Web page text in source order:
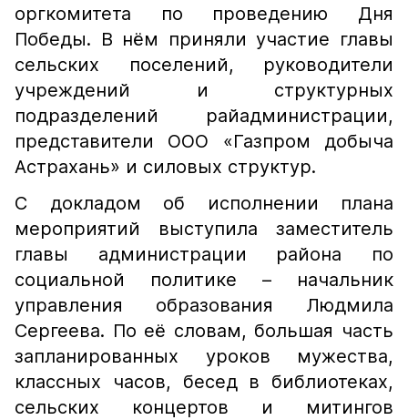
оргкомитета по проведению Дня
Победы. В нём приняли участие главы
сельских поселений, руководители
учреждений и структурных
подразделений райадминистрации,
представители ООО «Газпром добыча
Астрахань» и силовых структур.
С докладом об исполнении плана
мероприятий выступила заместитель
главы администрации района по
социальной политике – начальник
управления образования Людмила
Сергеева. По её словам, большая часть
запланированных уроков мужества,
классных часов, бесед в библиотеках,
сельских концертов и митингов